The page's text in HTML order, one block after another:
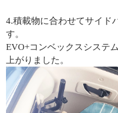
4.積載物に合わせてサイド
す。
EVO+コンベックスシステ
上がりました。